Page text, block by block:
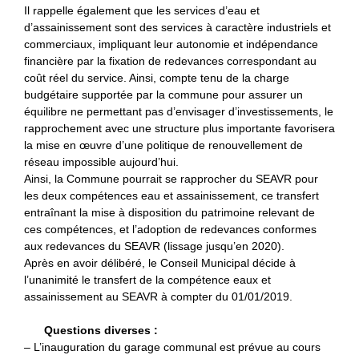
Il rappelle également que les services d’eau et
d’assainissement sont des services à caractère industriels et
commerciaux, impliquant leur autonomie et indépendance
financière par la fixation de redevances correspondant au
coût réel du service. Ainsi, compte tenu de la charge
budgétaire supportée par la commune pour assurer un
équilibre ne permettant pas d’envisager d’investissements, le
rapprochement avec une structure plus importante favorisera
la mise en œuvre d’une politique de renouvellement de
réseau impossible aujourd’hui.
Ainsi, la Commune pourrait se rapprocher du SEAVR pour
les deux compétences eau et assainissement, ce transfert
entraînant la mise à disposition du patrimoine relevant de
ces compétences, et l’adoption de redevances conformes
aux redevances du SEAVR (lissage jusqu’en 2020).
Après en avoir délibéré, le Conseil Municipal décide à
l’unanimité le transfert de la compétence eaux et
assainissement au SEAVR à compter du 01/01/2019.
Questions diverses :
– L’inauguration du garage communal est prévue au cours